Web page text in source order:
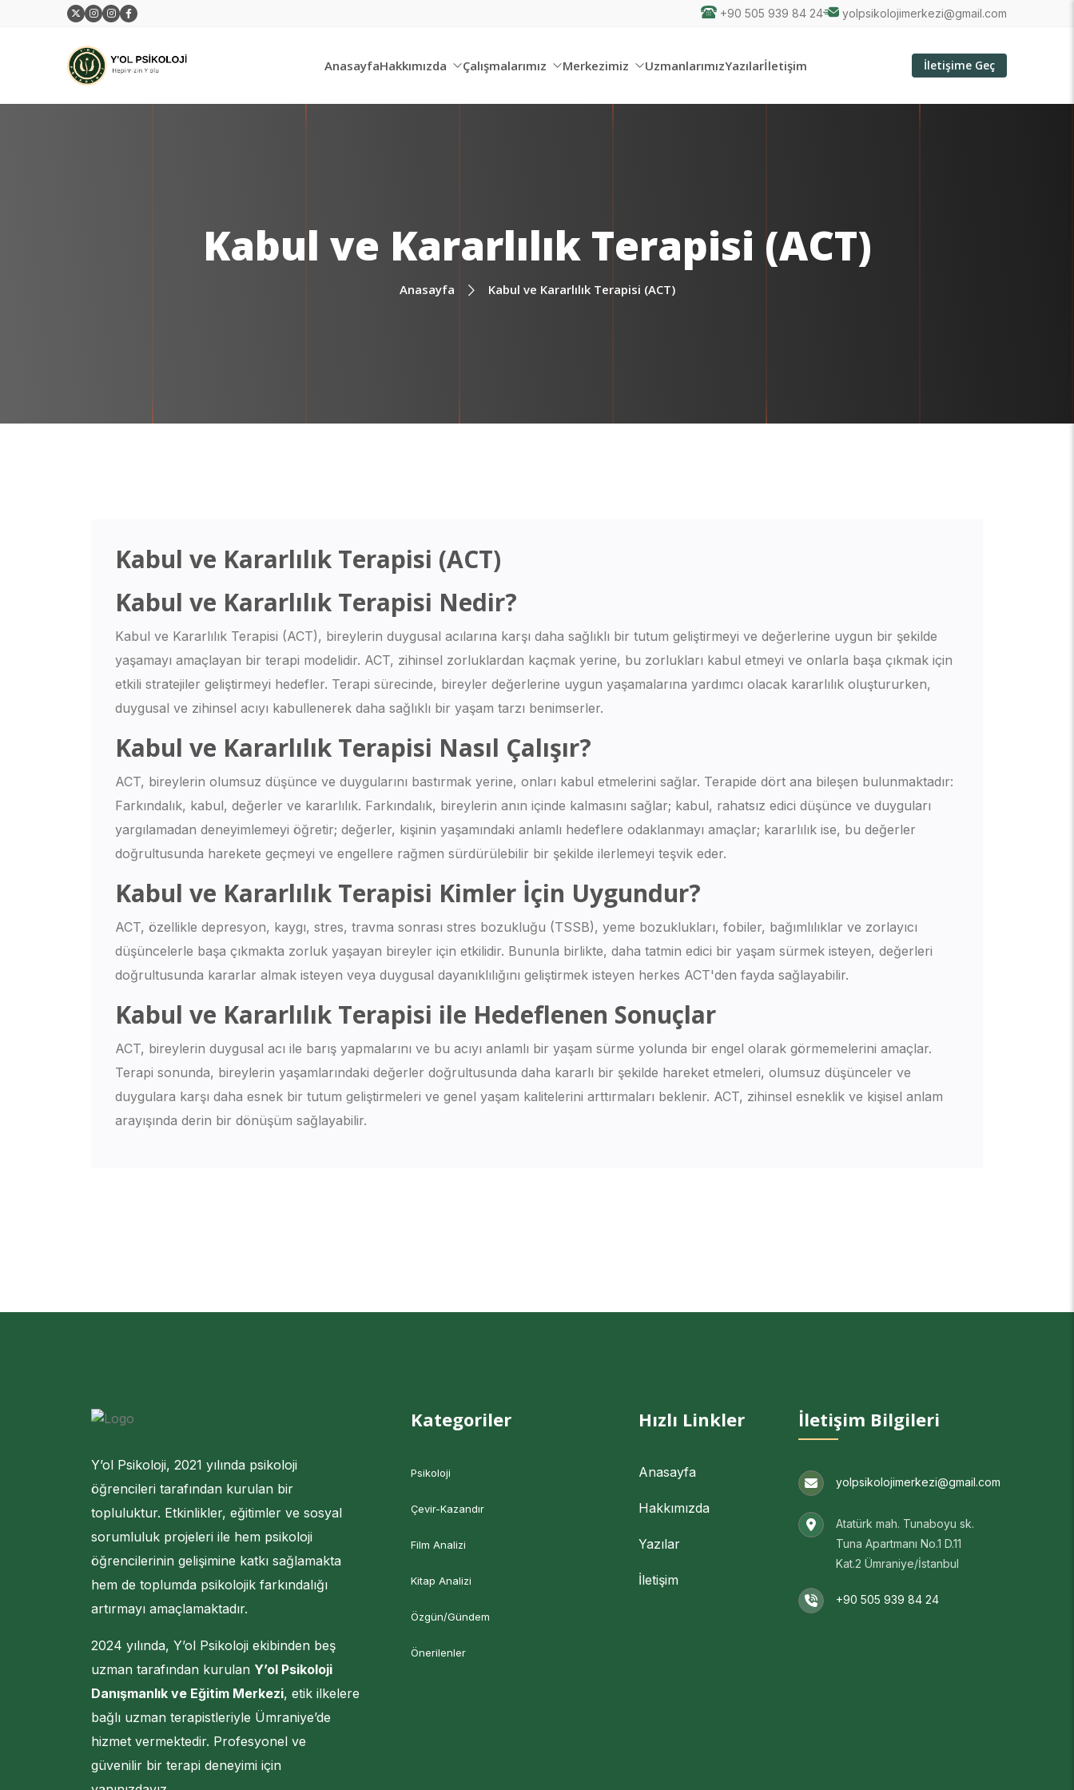
+90 505 939 84 24 yolpsikolojimerkezi@gmail.com
AnasayfaHakkımızda Çalışmalarımız Merkezimiz UzmanlarımızYazılarİletişim İletişime Geç
Kabul ve Kararlılık Terapisi (ACT)
Anasayfa Kabul ve Kararlılık Terapisi (ACT)
Kabul ve Kararlılık Terapisi (ACT)
Kabul ve Kararlılık Terapisi Nedir?
Kabul ve Kararlılık Terapisi (ACT), bireylerin duygusal acılarına karşı daha sağlıklı bir tutum geliştirmeyi ve değerlerine uygun bir şekilde
yaşamayı amaçlayan bir terapi modelidir. ACT, zihinsel zorluklardan kaçmak yerine, bu zorlukları kabul etmeyi ve onlarla başa çıkmak için
etkili stratejiler geliştirmeyi hedefler. Terapi sürecinde, bireyler değerlerine uygun yaşamalarına yardımcı olacak kararlılık oluştururken,
duygusal ve zihinsel acıyı kabullenerek daha sağlıklı bir yaşam tarzı benimserler.
Kabul ve Kararlılık Terapisi Nasıl Çalışır?
ACT, bireylerin olumsuz düşünce ve duygularını bastırmak yerine, onları kabul etmelerini sağlar. Terapide dört ana bileşen bulunmaktadır:
Farkındalık, kabul, değerler ve kararlılık. Farkındalık, bireylerin anın içinde kalmasını sağlar; kabul, rahatsız edici düşünce ve duyguları
yargılamadan deneyimlemeyi öğretir; değerler, kişinin yaşamındaki anlamlı hedeflere odaklanmayı amaçlar; kararlılık ise, bu değerler
doğrultusunda harekete geçmeyi ve engellere rağmen sürdürülebilir bir şekilde ilerlemeyi teşvik eder.
Kabul ve Kararlılık Terapisi Kimler İçin Uygundur?
ACT, özellikle depresyon, kaygı, stres, travma sonrası stres bozukluğu (TSSB), yeme bozuklukları, fobiler, bağımlılıklar ve zorlayıcı
düşüncelerle başa çıkmakta zorluk yaşayan bireyler için etkilidir. Bununla birlikte, daha tatmin edici bir yaşam sürmek isteyen, değerleri
doğrultusunda kararlar almak isteyen veya duygusal dayanıklılığını geliştirmek isteyen herkes ACT'den fayda sağlayabilir.
Kabul ve Kararlılık Terapisi ile Hedeflenen Sonuçlar
ACT, bireylerin duygusal acı ile barış yapmalarını ve bu acıyı anlamlı bir yaşam sürme yolunda bir engel olarak görmemelerini amaçlar.
Terapi sonunda, bireylerin yaşamlarındaki değerler doğrultusunda daha kararlı bir şekilde hareket etmeleri, olumsuz düşünceler ve
duygulara karşı daha esnek bir tutum geliştirmeleri ve genel yaşam kalitelerini arttırmaları beklenir. ACT, zihinsel esneklik ve kişisel anlam
arayışında derin bir dönüşüm sağlayabilir.
Y’ol Psikoloji, 2021 yılında psikoloji
öğrencileri tarafından kurulan bir
topluluktur. Etkinlikler, eğitimler ve sosyal
sorumluluk projeleri ile hem psikoloji
öğrencilerinin gelişimine katkı sağlamakta
hem de toplumda psikolojik farkındalığı
artırmayı amaçlamaktadır.
2024 yılında, Y’ol Psikoloji ekibinden beş
uzman tarafından kurulan Y’ol Psikoloji
Danışmanlık ve Eğitim Merkezi, etik ilkelere
bağlı uzman terapistleriyle Ümraniye’de
hizmet vermektedir. Profesyonel ve
güvenilir bir terapi deneyimi için
Kategoriler
Psikoloji
Çevir-Kazandır
Film Analizi
Kitap Analizi
Özgün/Gündem
Önerilenler
Hızlı Linkler
Anasayfa
Hakkımızda
Yazılar
İletişim
İletişim Bilgileri
yolpsikolojimerkezi@gmail.com
Atatürk mah. Tunaboyu sk.
Tuna Apartmanı No.1 D.11
Kat.2 Ümraniye/İstanbul
+90 505 939 84 24